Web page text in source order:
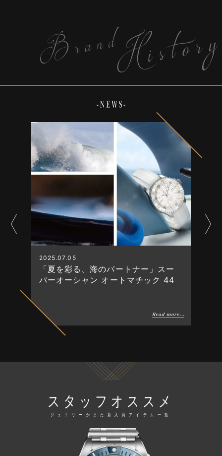
2025.07.05
「夏を彩る、海のパートナー」スー
パーオーシャン オートマチック 44
スタッフオススメ
ジュエリーかまた新入荷アイテム一覧